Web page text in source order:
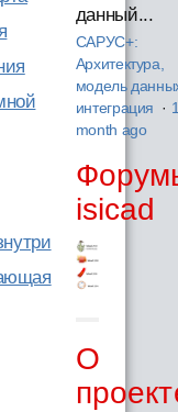
данный...
САРУС+:
Архитектура,
модель
интеграция ·
month ago
isicad
О